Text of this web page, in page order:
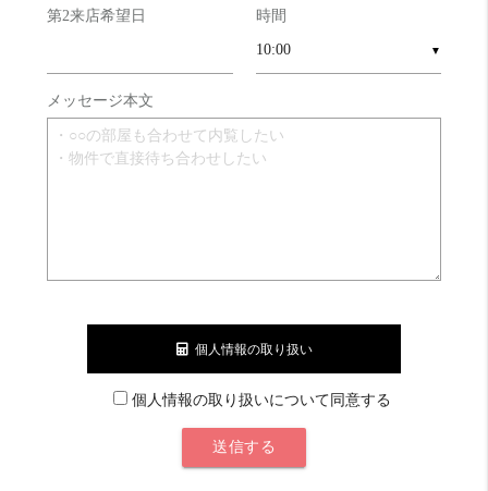
第2来店希望日 時間
▼
メッセージ本文
個人情報の取り扱い
個人情報の取り扱いについて同意する